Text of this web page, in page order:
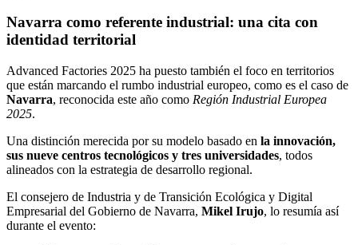
Navarra como referente industrial: una cita con
identidad territorial
Advanced Factories 2025 ha puesto también el foco en territorios
que están marcando el rumbo industrial europeo, como es el caso de
Navarra, reconocida este año como Región Industrial Europea
2025.
Una distinción merecida por su modelo basado en la innovación,
sus nueve centros tecnológicos y tres universidades, todos
alineados con la estrategia de desarrollo regional.
El consejero de Industria y de Transición Ecológica y Digital
Empresarial del Gobierno de Navarra, Mikel Irujo, lo resumía así
durante el evento: